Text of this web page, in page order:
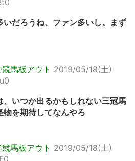
いだろうね、ファン多いし。まず
馬板アウト 2019/05/18(土)
、いつか出るかもしれない三冠馬
を期待してなんやろ
馬板アウト 2019/05/18(土)